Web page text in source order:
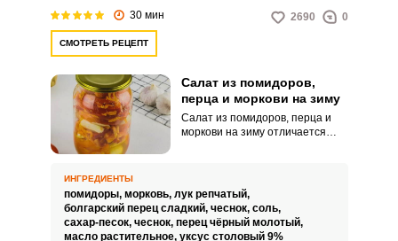
30 мин 2690 0
СМОТРЕТЬ РЕЦЕПТ
Салат из помидоров,
перца и моркови на зиму
Салат из помидоров, перца и
моркови на зиму отличается
видом. Такой аппетитный
продукт дополнит ваши
обеденные горячие блюда.
ИНГРЕДИЕНТЫ
помидоры, морковь, лук репчатый,
болгарский перец сладкий, чеснок, соль,
сахар-песок, чеснок, перец чёрный молотый,
масло растительное, уксус столовый 9%